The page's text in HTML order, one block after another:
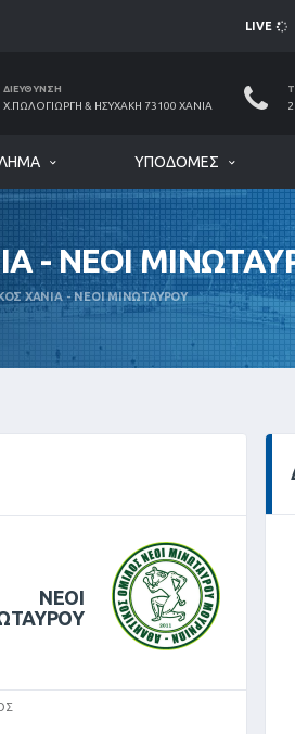
LIVE
ΔΙΕΎΘΥΝΣΗ
Χ.ΠΩΛΟΓΙΏΡΓΗ & ΗΣΥΧΆΚΗ 73100 ΧΑΝΙΆ
ΥΠΟΔΟΜΈΣ
- ΝΕΟΙ
ΧΑΝΙΑ - ΝΕΟΙ ΜΙΝΩΤΑΥΡΟΥ
ΝΕΟΙ